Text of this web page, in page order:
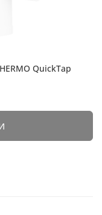
QuickTap